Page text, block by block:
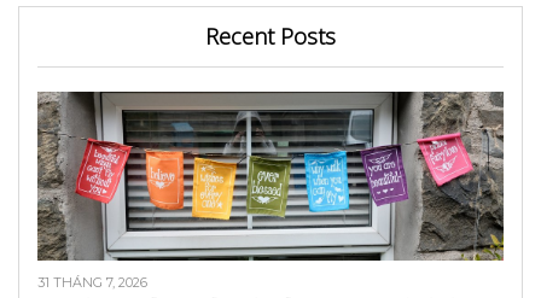
Recent Posts
31 THÁNG 7, 2026